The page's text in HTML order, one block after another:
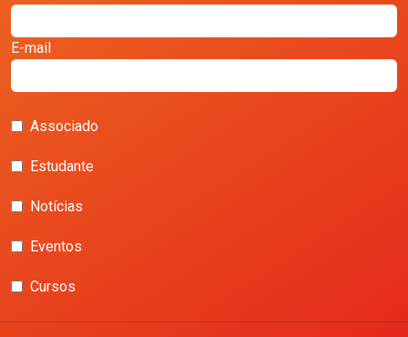
E-mail
Associado
Estudante
Notícias
Eventos
Cursos